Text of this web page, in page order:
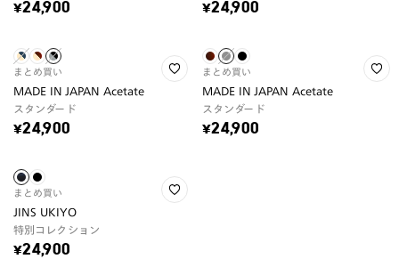
¥24,900 ¥24,900
まとめ買い
MADE IN JAPAN Acetate
スタンダード
¥24,900
まとめ買い
MADE IN JAPAN Acetate
スタンダード
¥24,900
まとめ買い
JINS UKIYO
特別コレクション
¥24,900